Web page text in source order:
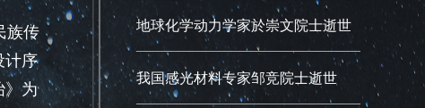
族传
计序
》为
地球化学动力学家於崇文院士逝世
我国感光材料专家邹竞院士逝世